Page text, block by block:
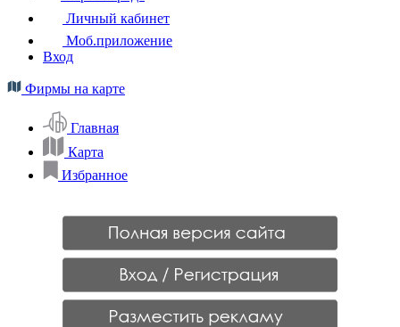
Личный кабинет
Моб.приложение
Вход
Фирмы на карте
Главная
Карта
Избранное